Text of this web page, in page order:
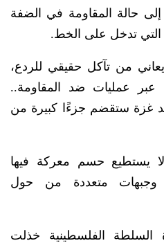
حالة المقاومة في الضفة
التي تدخل على الخط.
من تآكل حقيقي للردع،
عمليات ضد المقاومة..
غزة ستقضم جزءًا كبيرة من
يستطيع حسم معركة فيها
متعددة من حول
الفلسطينية خذلت